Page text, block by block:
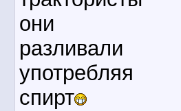
они
разливали
употребляя
спирт